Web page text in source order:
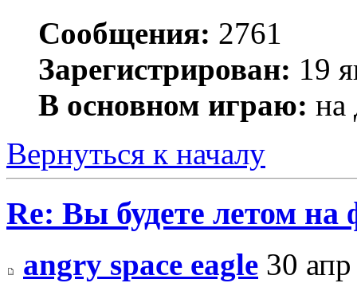
Сообщения: 2761
Зарегистрирован: 19
В основном играю: на
Вернуться к началу
Re: Вы будете летом на
angry space eagle 30